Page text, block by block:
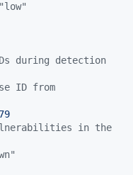
during detection
ID from
in the